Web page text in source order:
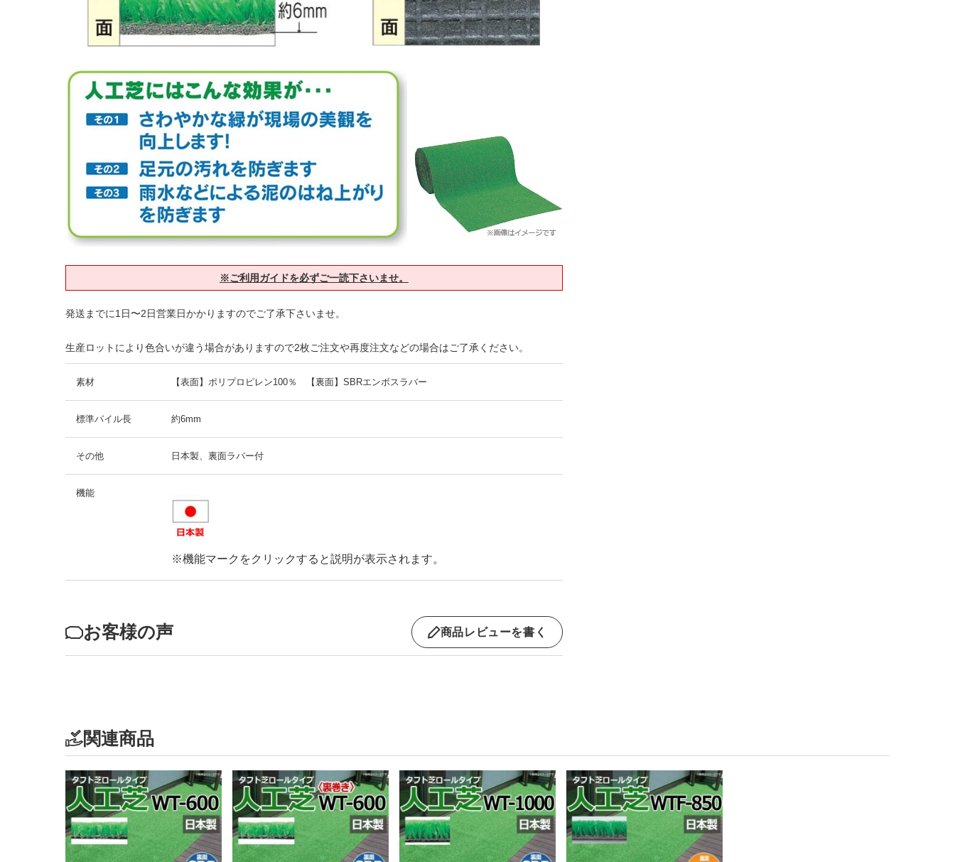
※ご利用ガイドを必ずご一読下さいませ。
発送までに1日〜2日営業日かかりますのでご了承下さいませ。
生産ロットにより色合いが違う場合がありますので2枚ご注文や再度注文などの場合はご了承ください。
素材 【表面】ポリプロピレン100％ 【裏面】SBRエンボスラバー
標準パイル長 約6mm
その他 日本製、裏面ラバー付
機能
※機能マークをクリックすると説明が表示されます。
お客様の声 商品レビューを書く
関連商品